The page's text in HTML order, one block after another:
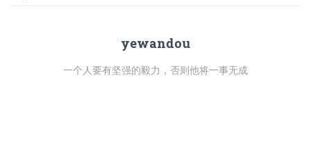
yewandou
一个人要有坚强的毅力，否则他将一事无成